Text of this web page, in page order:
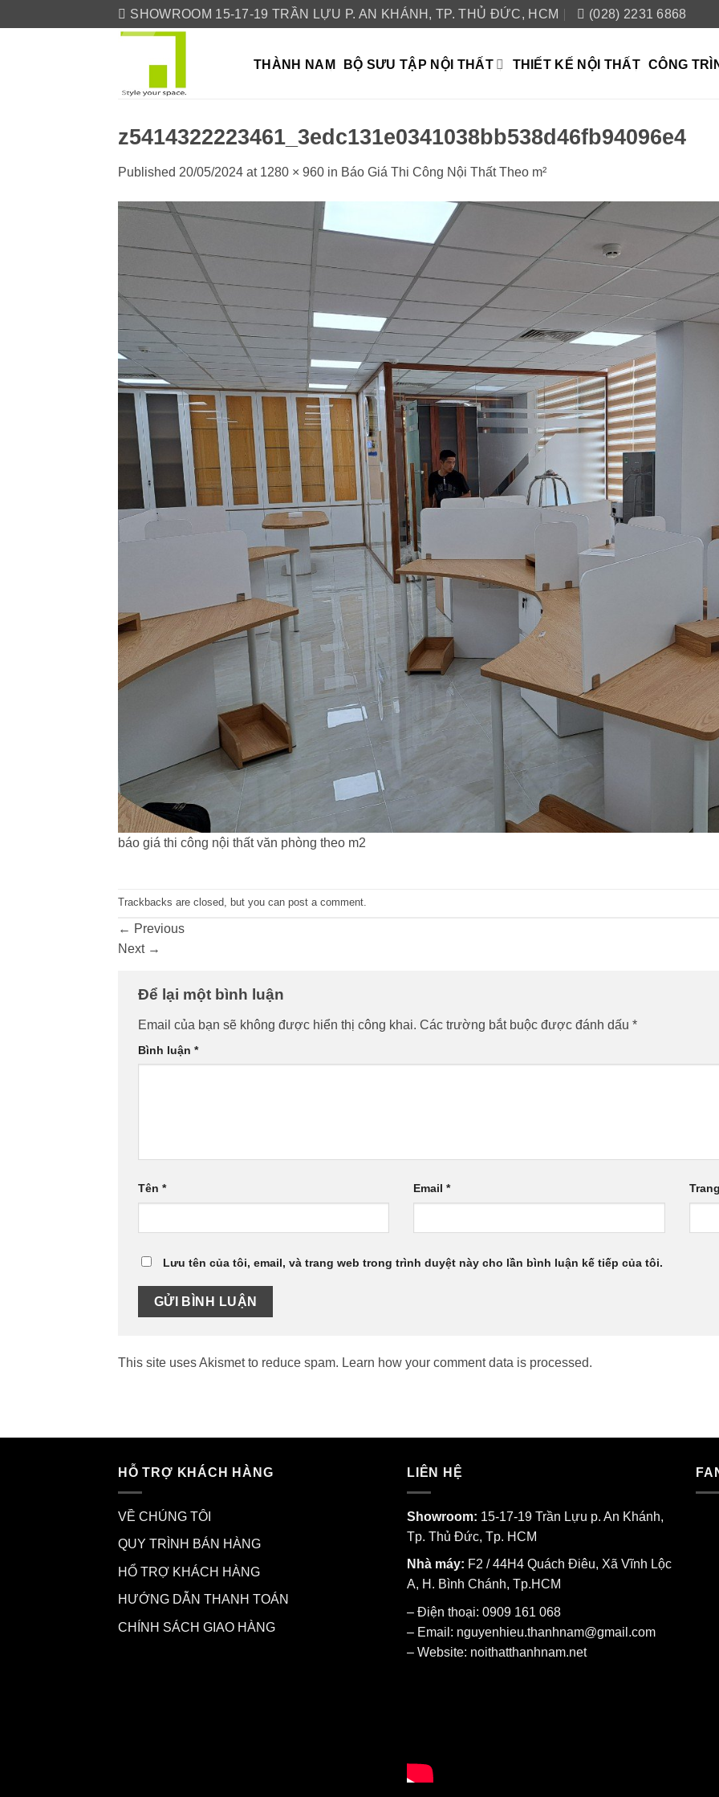
to
SHOWROOM 15-17-19 TRẦN LỰU P. AN KHÁNH, TP. THỦ ĐỨC, HCM (028) 2231 6868
THÀNH NAM BỘ SƯU TẬP NỘI THẤT THIẾT KẾ NỘI THẤT CÔNG
z5414322223461_3edc131e0341038bb538d46fb94096e4
Published 20/05/2024 at 1280 × 960 in Báo Giá Thi Công Nội Thất Theo m²
báo giá thi công nội thất văn phòng theo m2
Trackbacks are closed, but you can post a comment.
← Previous
Next →
Để lại một bình luận
Email của bạn sẽ không được hiển thị công khai. Các trường bắt buộc được đánh dấu *
Bình luận *
Tên * Email*
Lưu tên của tôi, email, và trang web trong trình duyệt này cho lần bình luận kế tiếp của tôi.
This site uses Akismet to reduce spam. Learn how your comment data is processed.
HỖ TRỢ KHÁCH HÀNG
VỀ CHÚNG TÔI
QUY TRÌNH BÁN HÀNG
HỔ TRỢ KHÁCH HÀNG
HƯỚNG DẪN THANH TOÁN
CHÍNH SÁCH GIAO HÀNG
LIÊN HỆ
Showroom: 15-17-19 Trần Lựu p. An Khánh,
Tp. Thủ Đức, Tp. HCM
Nhà máy: F2 / 44H4 Quách Điêu, Xã Vĩnh Lộc
A, H. Bình Chánh, Tp.HCM
– Điện thoại: 0909 161 068
– Email: nguyenhieu.thanhnam@gmail.com
– Website: noithatthanhnam.net